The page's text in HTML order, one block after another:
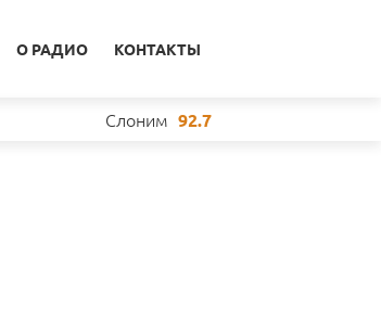
О РАДИО КОНТАКТЫ
Слоним 92.7